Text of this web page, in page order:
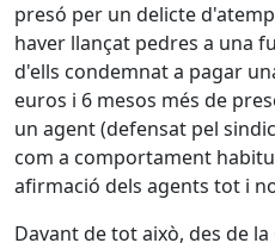
presó per un delicte
haver llançat pedres a una
d'ells condemnat a pagar
euros i 6 mesos més de
un agent (defensat pel
com a comportament
afirmació dels agents tot i
Davant de tot això, des de